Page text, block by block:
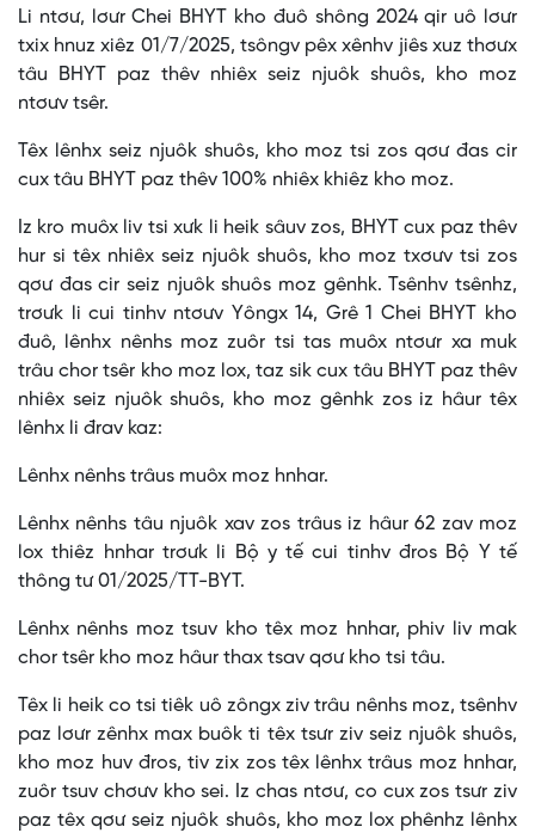
Li ntơư, lơưr Chei BHYT kho đuô shông 2024 qir uô lơưr
txix hnuz xiêz 01/7/2025, tsôngv pêx xênhv jiês xuz thơưx
tâu BHYT paz thêv nhiêx seiz njuôk shuôs, kho moz
ntơưv tsêr.
Têx lênhx seiz njuôk shuôs, kho moz tsi zos qơư đas cir
cux tâu BHYT paz thêv 100% nhiêx khiêz kho moz.
Iz kro muôx liv tsi xưk li heik sâuv zos, BHYT cux paz thêv
hur si têx nhiêx seiz njuôk shuôs, kho moz txơưv tsi zos
qơư đas cir seiz njuôk shuôs moz gênhk. Tsênhv tsênhz,
trơưk li cui tinhv ntơưv Yôngx 14, Grê 1 Chei BHYT kho
đuô, lênhx nênhs moz zuôr tsi tas muôx ntơưr xa muk
trâu chor tsêr kho moz lox, taz sik cux tâu BHYT paz thêv
nhiêx seiz njuôk shuôs, kho moz gênhk zos iz hâur têx
lênhx li đrav kaz:
Lênhx nênhs trâus muôx moz hnhar.
Lênhx nênhs tâu njuôk xav zos trâus iz hâur 62 zav moz
lox thiêz hnhar trơưk li Bộ y tế cui tinhv đros Bộ Y tế
thông tư 01/2025/TT-BYT.
Lênhx nênhs moz tsuv kho têx moz hnhar, phiv liv mak
chor tsêr kho moz hâur thax tsav qơư kho tsi tâu.
Têx li heik co tsi tiêk uô zôngx ziv trâu nênhs moz, tsênhv
paz lơưr zênhx max buôk ti têx tsưr ziv seiz njuôk shuôs,
kho moz huv đros, tiv zix zos têx lênhx trâus moz hnhar,
zuôr tsuv chơưv kho sei. Iz chas ntơư, co cux zos tsưr ziv
paz têx qơư seiz njuôk shuôs, kho moz lox phênhz lênhx